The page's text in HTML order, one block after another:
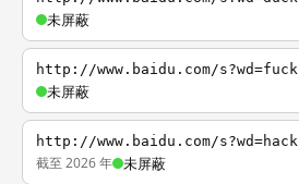
未屏蔽
http://www.baidu.com/s?wd=fuck
未屏蔽
http://www.baidu.com/s?wd=hack
截至 2026 年 未屏蔽